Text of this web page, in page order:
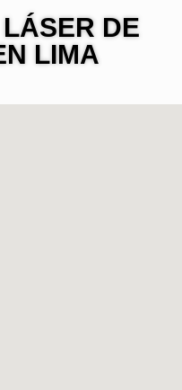
DE
LIMA